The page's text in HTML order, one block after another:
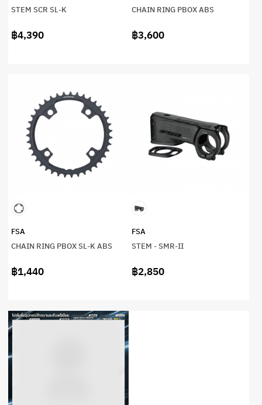
STEM SCR SL-K
฿4,390
CHAIN RING PBOX ABS
฿3,600
FSA
CHAIN RING PBOX SL-K ABS
฿1,440
FSA
STEM - SMR-II
฿2,850